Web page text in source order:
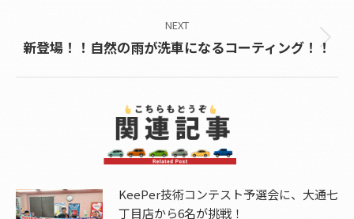
NEXT
Next
新登場！！自然の雨が洗車になるコーティング！！
KeePer技術コンテスト予選会に、大通七
丁目店から6名が挑戦！